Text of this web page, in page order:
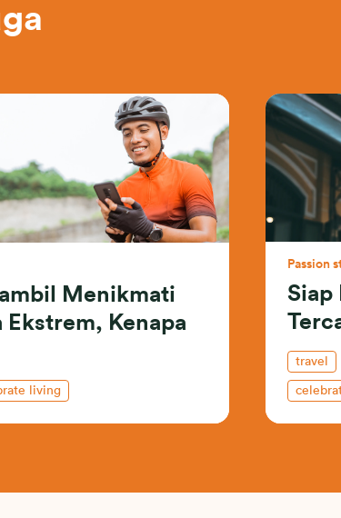
Menikmati
Ekstrem, Kenapa
living
Passion
Siap
travel